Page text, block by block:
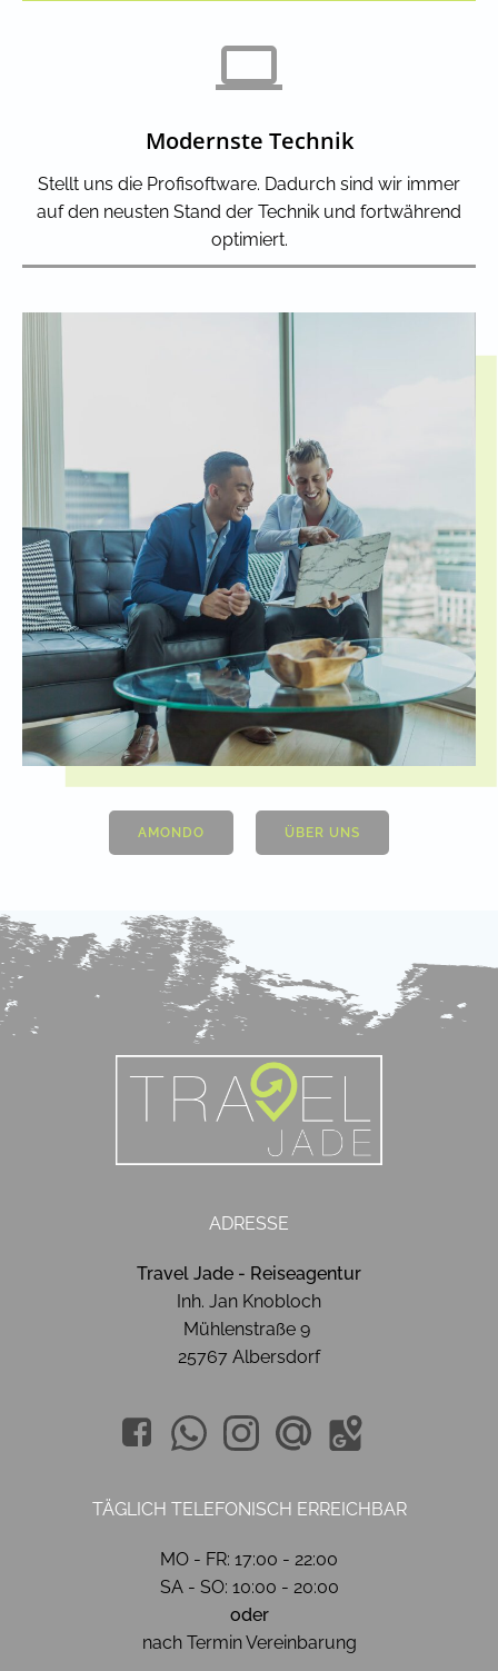
Modernste Technik
Stellt uns die Profisoftware. Dadurch sind wir immer
auf den neusten Stand der Technik und fortwährend
optimiert.
AMONDO ÜBER UNS
ADRESSE
Travel Jade - Reiseagentur
Inh. Jan Knobloch
Mühlenstraße 9
25767 Albersdorf
TÄGLICH TELEFONISCH ERREICHBAR
MO - FR: 17:00 - 22:00
SA - SO: 10:00 - 20:00
oder
nach Termin Vereinbarung